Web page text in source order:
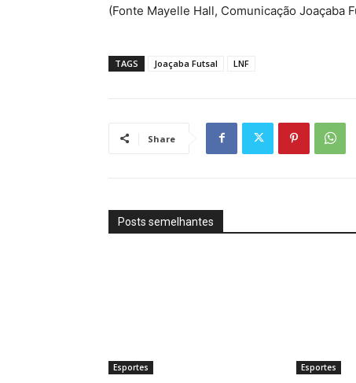
(Fonte Mayelle Hall, Comunicação Joaçaba
TAGS Joaçaba Futsal LNF
Share
Posts semelhantes
Esportes Esportes